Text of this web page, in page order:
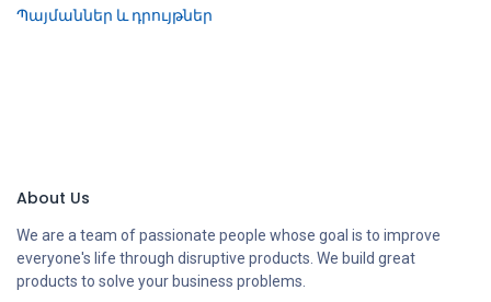
Պայմաններ և դրույթներ
About Us
We are a team of passionate people whose goal is to improve
everyone's life through disruptive products. We build great
products to solve your business problems.